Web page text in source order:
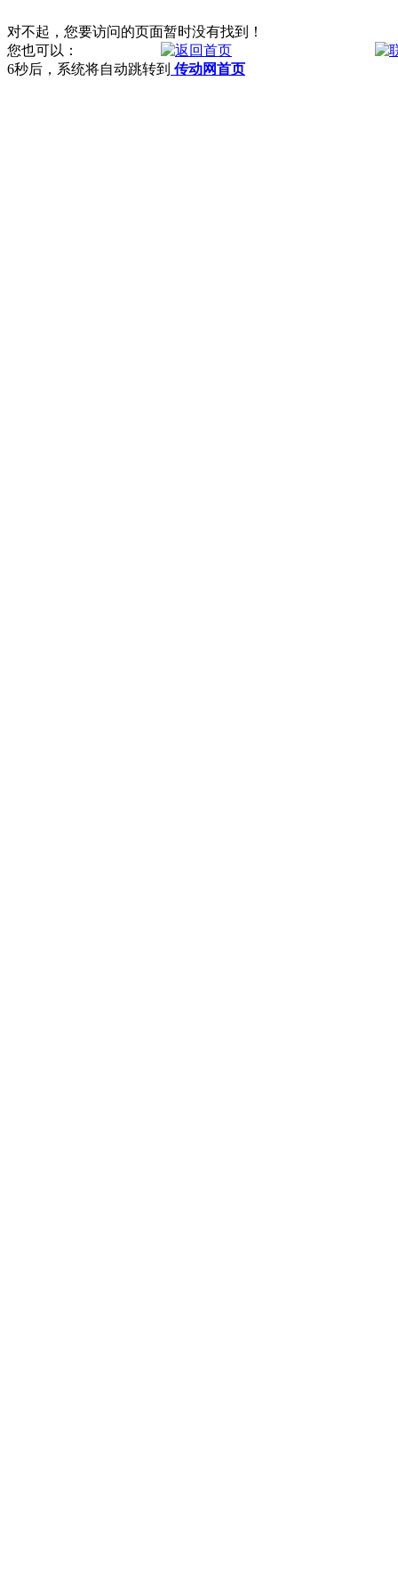
对不起，您要访问的页面暂时没有找到！
您也可以：
6秒后，系统将自动跳转到 传动网首页